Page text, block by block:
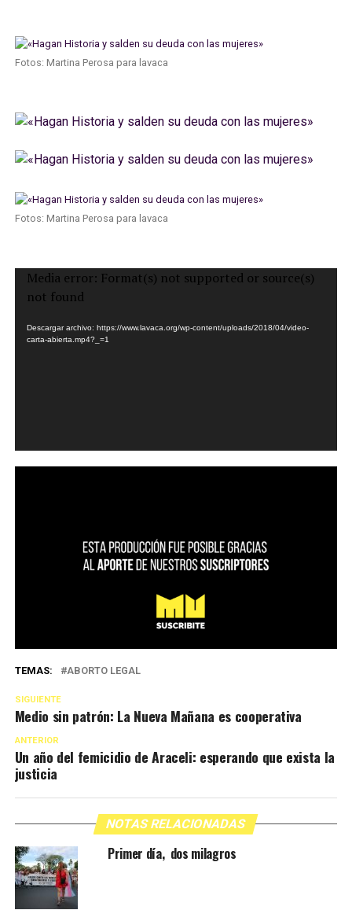
Fotos: Martina Perosa para lavaca
Fotos: Martina Perosa para lavaca
Reproductor
Media error: Format(s) not supported or source(s)
not found
Descargar archivo: https://www.lavaca.org/wp-content/uploads/2018/04/video-
carta-abierta.mp4?_=1
TEMAS: ABORTO LEGAL
SIGUIENTE
Medio sin patrón: La Nueva Mañana es cooperativa
ANTERIOR
Un año del femicidio de Araceli: esperando que exista la
justicia
NOTAS RELACIONADAS
Primer día, dos milagros